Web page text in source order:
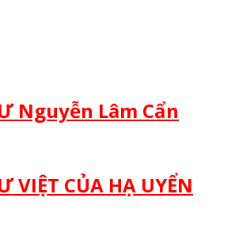
Nguyễn Lâm Cẩn
VIỆT CỦA HẠ UYỂN